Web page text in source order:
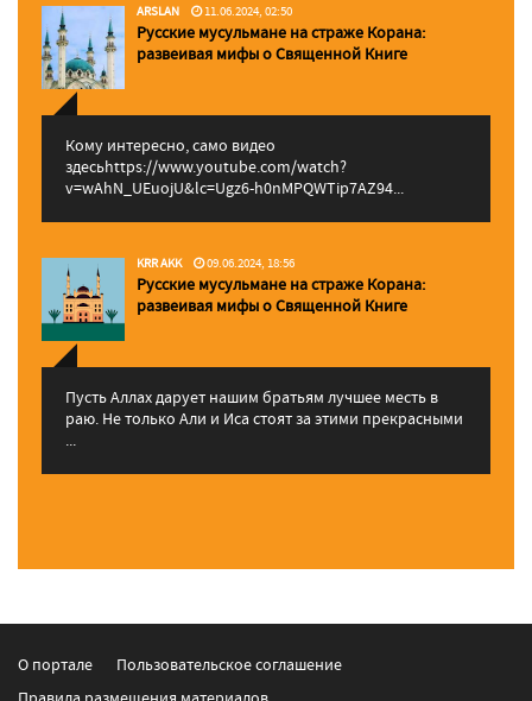
ARSLAN 11.06.2024, 02:50
Русские мусульмане на страже Корана:
pазвеивая мифы о Священной Книге
Кому интересно, само видео
здесьhttps://www.youtube.com/watch?
v=wAhN_UEuojU&lc=Ugz6-h0nMPQWTip7AZ94...
KRR AKK 09.06.2024, 18:56
Русские мусульмане на страже Корана:
pазвеивая мифы о Священной Книге
Пусть Аллах дарует нашим братьям лучшее месть в
раю. Не только Али и Иса стоят за этими прекрасными
О портале
Пользовательское соглашение